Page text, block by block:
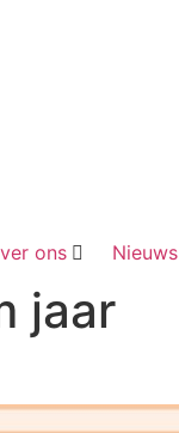
ons Nieuws
jaar